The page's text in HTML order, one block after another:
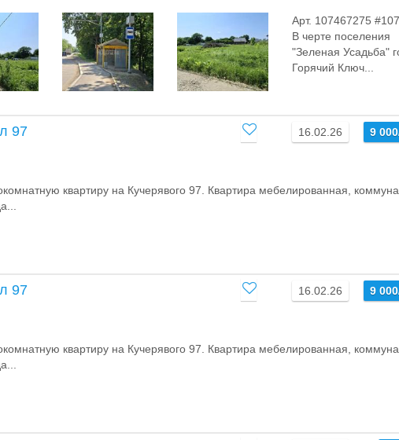
Арт. 107467275
В черте поселения
"Зеленая Усадьба"
Горячий Ключ...
97 16.02.26 9
квартиру на Кучерявого 97. Квартира мебелированная,
97 16.02.26 9
квартиру на Кучерявого 97. Квартира мебелированная,